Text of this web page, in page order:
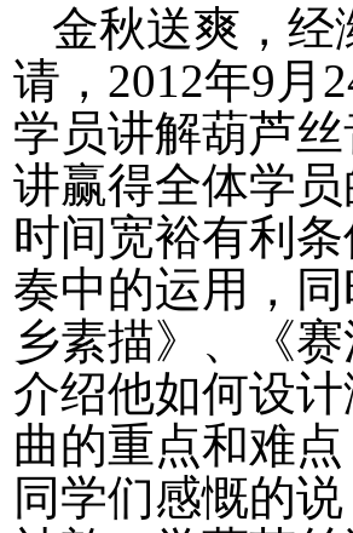
金秋送爽，经
请， 2012年9 月
学员讲解葫芦
讲赢得全体学
时间宽裕有利
奏中的运用，
乡素描》、《
介绍他如何设
曲的重点和难
同学们感慨的